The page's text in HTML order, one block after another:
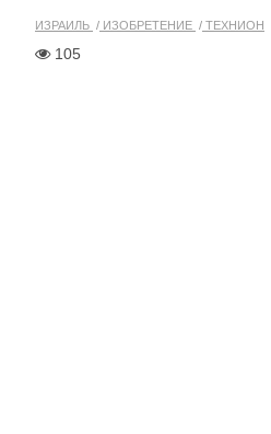
ИЗРАИЛЬ ИЗОБРЕТЕНИЕ ТЕХНИОН
105